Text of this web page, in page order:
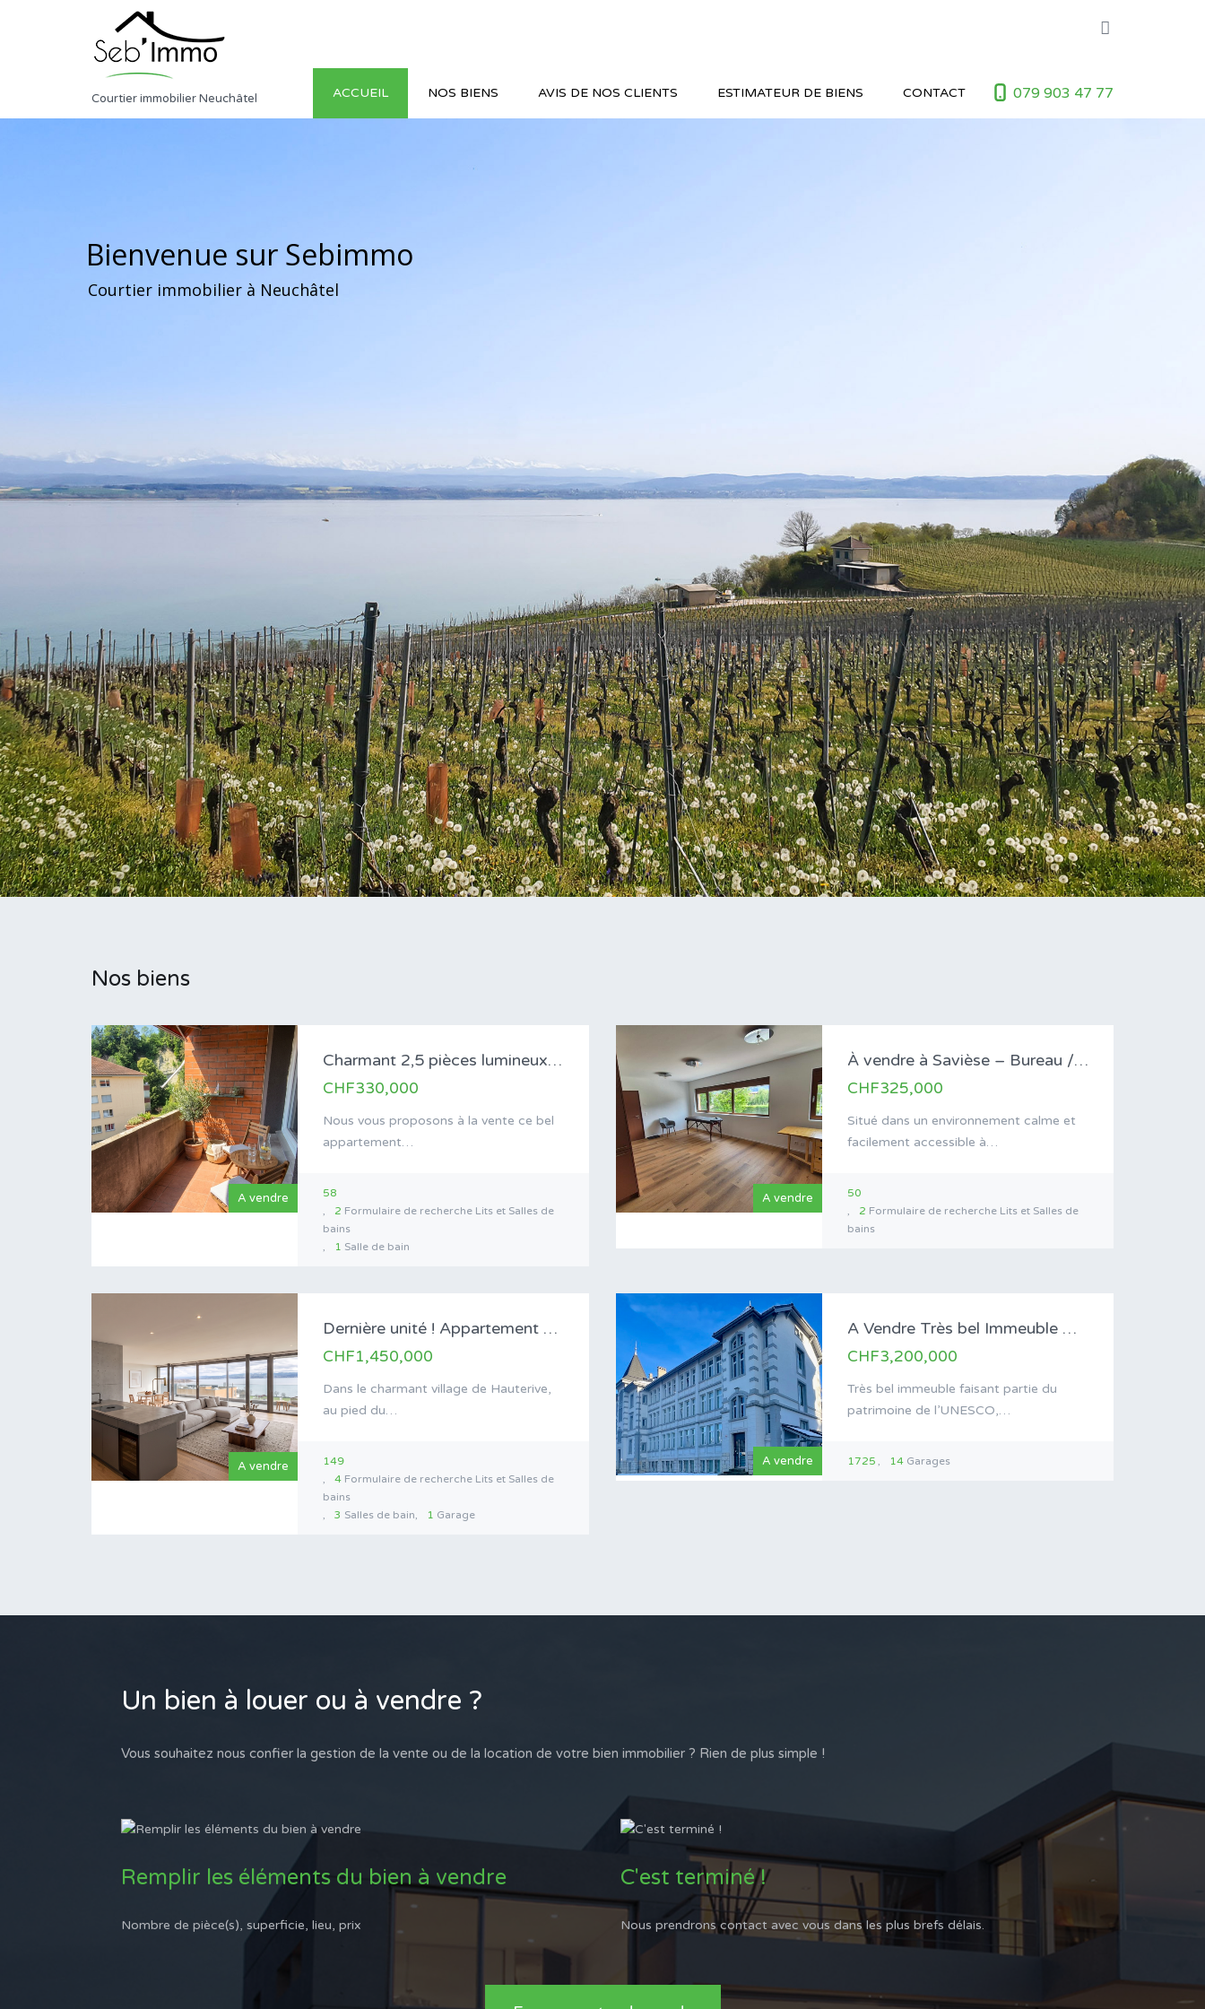
Courtier immobilier Neuchâtel 079 903 47 77
ACCUEIL NOS BIENS AVIS DE NOS CLIENTS ESTIMATEUR DE BIENS CONTACT
Courtier immobilier à Neuchâtel
Bienvenue sur Sebimmo
Nos biens
A vendre
Charmant 2,5 pièces lumineux avec balcon –…
CHF330,000
Nous vous proposons à la vente ce bel
appartement…
58
2 Formulaire de recherche Lits et Salles de
bains
1 Salle de bain
A vendre
À vendre à Savièse – Bureau /…
CHF325,000
Situé dans un environnement calme et
facilement accessible à…
50
2 Formulaire de recherche Lits et Salles de
bains
A vendre
Dernière unité ! Appartement Neuf – Résidence…
CHF1,450,000
Dans le charmant village de Hauterive,
au pied du…
149
4 Formulaire de recherche Lits et Salles de
bains
3 Salles de bain 1 Garage
A vendre
A Vendre Très bel Immeuble mixte, avec…
CHF3,200,000
Très bel immeuble faisant partie du
patrimoine de l’UNESCO,…
1725 14 Garages
Un bien à louer ou à vendre ?
Vous souhaitez nous confier la gestion de la vente ou de la location de votre bien immobilier ? Rien de plus simple !
Remplir les éléments du bien à vendre
Nombre de pièce(s), superficie, lieu, prix
C'est terminé !
Nous prendrons contact avec vous dans les plus brefs délais.